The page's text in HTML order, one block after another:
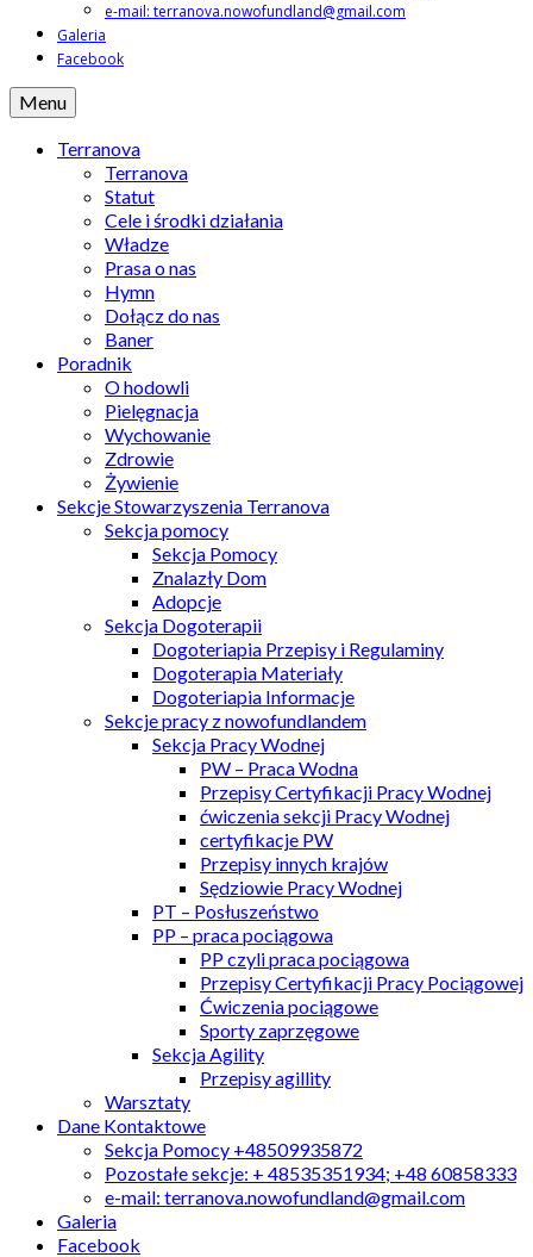
e-mail: terranova.nowofundland@gmail.com
Galeria
Facebook
Menu
Terranova
Terranova
Statut
Cele i środki działania
Władze
Prasa o nas
Hymn
Dołącz do nas
Baner
Poradnik
O hodowli
Pielęgnacja
Wychowanie
Zdrowie
Żywienie
Sekcje Stowarzyszenia Terranova
Sekcja pomocy
Sekcja Pomocy
Znalazły Dom
Adopcje
Sekcja Dogoterapii
Dogoteriapia Przepisy i Regulaminy
Dogoterapia Materiały
Dogoteriapia Informacje
Sekcje pracy z nowofundlandem
Sekcja Pracy Wodnej
PW – Praca Wodna
Przepisy Certyfikacji Pracy Wodnej
ćwiczenia sekcji Pracy Wodnej
certyfikacje PW
Przepisy innych krajów
Sędziowie Pracy Wodnej
PT – Posłuszeństwo
PP – praca pociągowa
PP czyli praca pociągowa
Przepisy Certyfikacji Pracy Pociągowej
Ćwiczenia pociągowe
Sporty zaprzęgowe
Sekcja Agility
Przepisy agillity
Warsztaty
Dane Kontaktowe
Sekcja Pomocy +48509935872
Pozostałe sekcje: + 48535351934; +48 60858333
e-mail: terranova.nowofundland@gmail.com
Galeria
Facebook